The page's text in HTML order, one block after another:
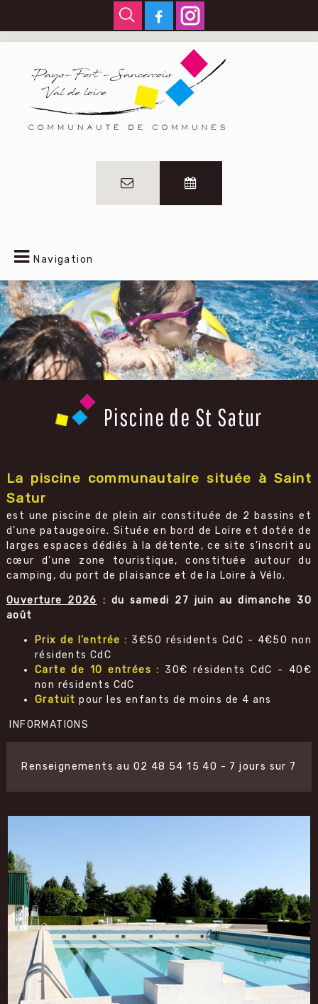
Navigation
Piscine de St Satur
La piscine communautaire située à Saint
Satur
est une piscine de plein air constituée de 2 bassins et
d’une pataugeoire. Située en bord de Loire et dotée de
larges espaces dédiés à la détente, ce site s’inscrit au
cœur d’une zone touristique, constituée autour du
camping, du port de plaisance et de la Loire à Vélo.
Ouverture 2026 : du samedi 27 juin au dimanche 30
août
Prix de l’entrée : 3€50 résidents CdC - 4€50 non
résidents CdC
Carte de 10 entrées : 30€ résidents CdC - 40€
non résidents CdC
Gratuit pour les enfants de moins de 4 ans
INFORMATIONS
Renseignements au 02 48 54 15 40 - 7 jours sur 7